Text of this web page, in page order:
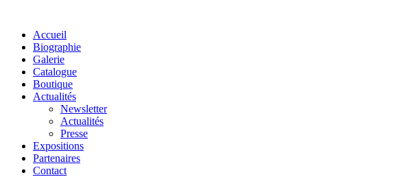
Accueil
Biographie
Galerie
Catalogue
Boutique
Actualités
Newsletter
Actualités
Presse
Expositions
Partenaires
Contact